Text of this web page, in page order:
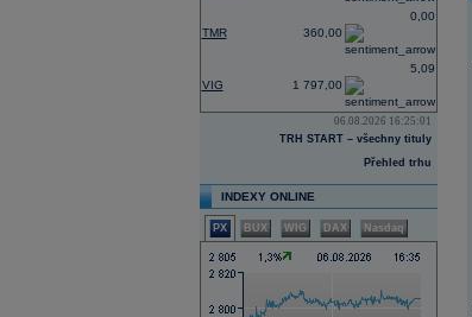
TMR 360,00
0,00
VIG 1 797,00
5,09
06.08.2026 16:25:01
TRH START – všechny tituly
Přehled trhu
INDEXY ONLINE
PX BUX WIG DAX Nasdaq